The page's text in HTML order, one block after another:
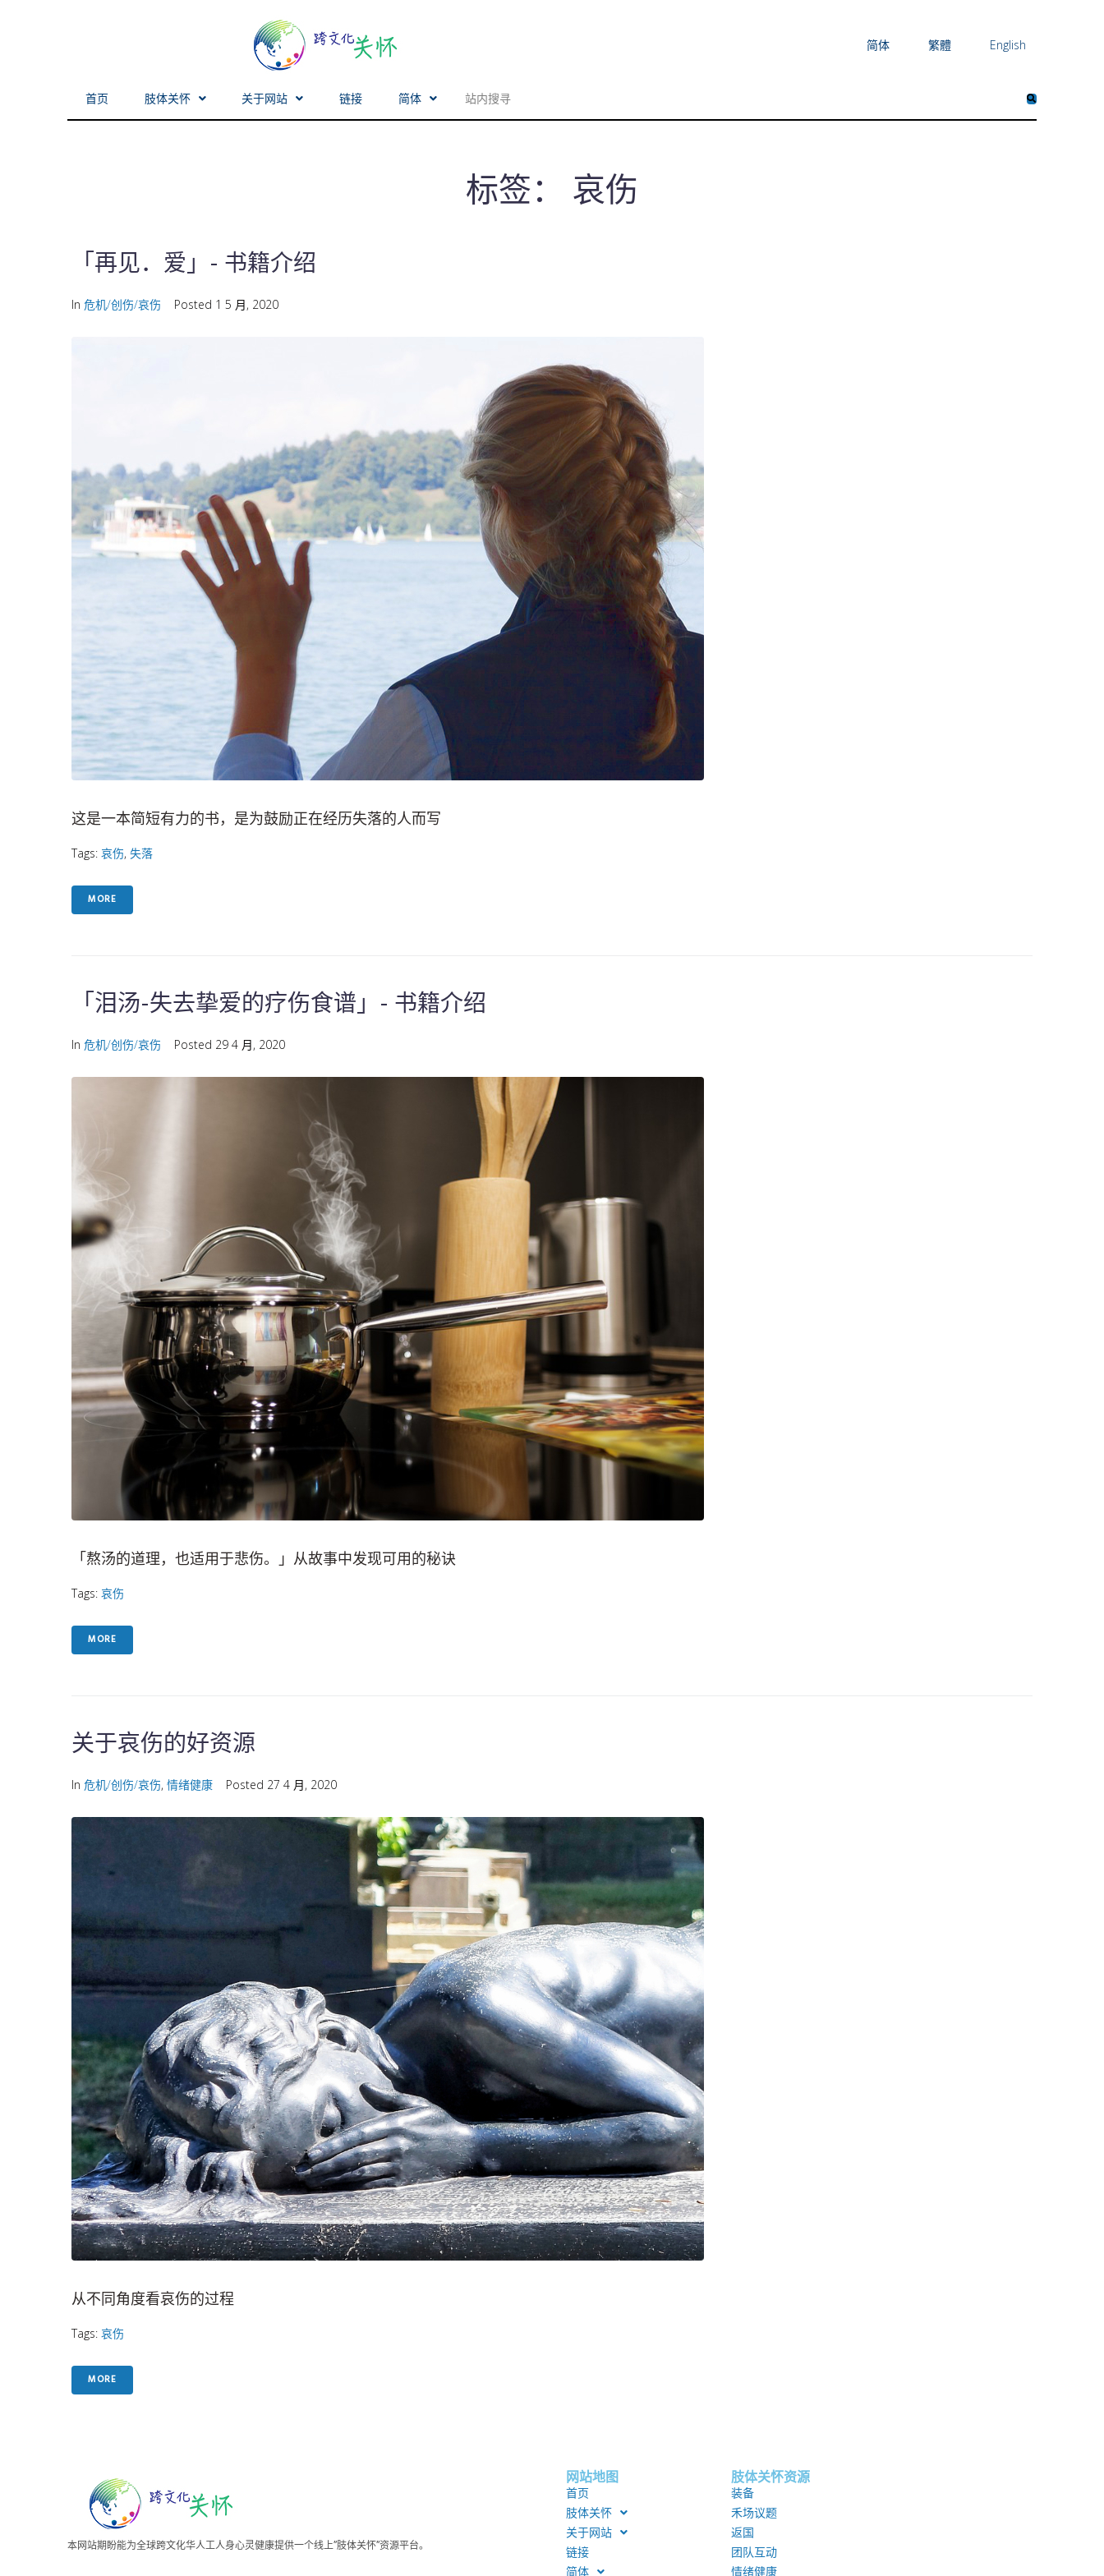
简体 繁體 English
首页 肢体关怀 关于网站 链接 简体
标签： 哀伤
「再见．爱」- 书籍介绍
In 危机/创伤/哀伤 Posted 1 5 月, 2020
这是一本简短有力的书，是为鼓励正在经历失落的人而写
Tags: 哀伤, 失落
MORE
「泪汤-失去挚爱的疗伤食谱」- 书籍介绍
In 危机/创伤/哀伤 Posted 29 4 月, 2020
「熬汤的道理，也适用于悲伤。」从故事中发现可用的秘诀
Tags: 哀伤
MORE
关于哀伤的好资源
In 危机/创伤/哀伤, 情绪健康 Posted 27 4 月, 2020
从不同角度看哀伤的过程
Tags: 哀伤
MORE
本网站期盼能为全球跨文化华人工人身心灵健康提供一个线上”肢体关怀”资源平台。
网站地图
首页
肢体关怀
关于网站
链接
简体
肢体关怀资源
装备
禾场议题
返国
团队互动
情绪健康